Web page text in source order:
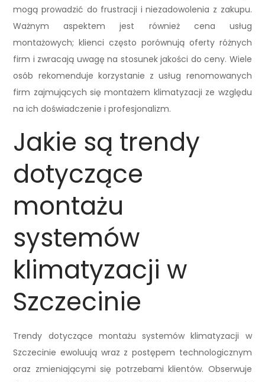
mogą prowadzić do frustracji i niezadowolenia z zakupu.
Ważnym aspektem jest również cena usług
montażowych; klienci często porównują oferty różnych
firm i zwracają uwagę na stosunek jakości do ceny. Wiele
osób rekomenduje korzystanie z usług renomowanych
firm zajmujących się montażem klimatyzacji ze względu
na ich doświadczenie i profesjonalizm.
Jakie są trendy
dotyczące
montażu
systemów
klimatyzacji w
Szczecinie
Trendy dotyczące montażu systemów klimatyzacji w
Szczecinie ewoluują wraz z postępem technologicznym
oraz zmieniającymi się potrzebami klientów. Obserwuje